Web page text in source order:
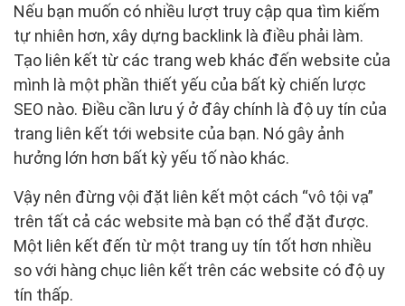
Nếu bạn muốn có nhiều lượt truy cập qua tìm kiếm
tự nhiên hơn, xây dựng backlink là điều phải làm.
Tạo liên kết từ các trang web khác đến website của
mình là một phần thiết yếu của bất kỳ chiến lược
SEO nào. Điều cần lưu ý ở đây chính là độ uy tín của
trang liên kết tới website của bạn. Nó gây ảnh
hưởng lớn hơn bất kỳ yếu tố nào khác.
Vậy nên đừng vội đặt liên kết một cách “vô tội vạ”
trên tất cả các website mà bạn có thể đặt được.
Một liên kết đến từ một trang uy tín tốt hơn nhiều
so với hàng chục liên kết trên các website có độ uy
tín thấp.